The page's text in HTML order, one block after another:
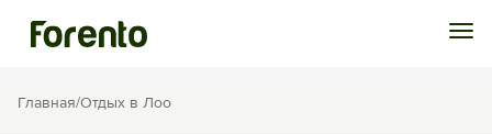
Войти
Главная/Отдых в Лоо